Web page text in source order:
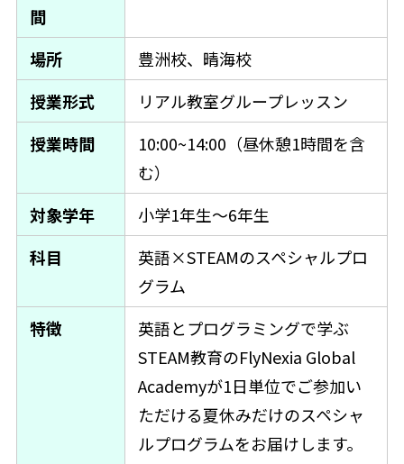
間
場所
豊洲校、晴海校
授業形式
リアル教室グループレッスン
授業時間
10:00~14:00（昼休憩1時間を含
む）
対象学年
小学1年生～6年生
科目
英語×STEAMのスペシャルプロ
グラム
特徴
英語とプログラミングで学ぶ
STEAM教育のFlyNexia Global
Academyが1日単位でご参加い
ただける夏休みだけのスペシャ
ルプログラムをお届けします。